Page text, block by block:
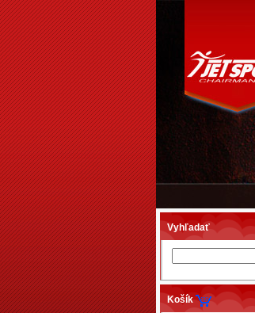
Vyhľadať
Košík